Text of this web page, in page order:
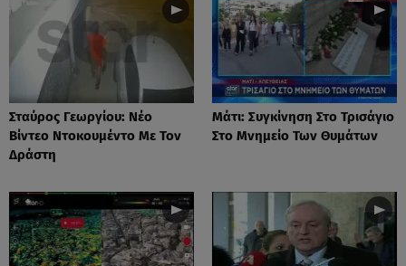
Σταύρος Γεωργίου: Νέο
Βίντεο Ντοκουμέντο Με Τον
Δράστη
Μάτι: Συγκίνηση Στο Τρισάγιο
Στο Μνημείο Των Θυμάτων